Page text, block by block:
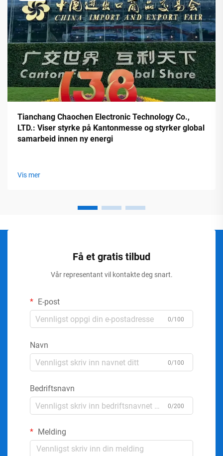
Tianchang Chaochen Electronic Technology Co.,
LTD.: Viser styrke på Kantonmesse og styrker global
samarbeid innen ny energi
Vis mer
Få et gratis tilbud
Vår representant vil kontakte deg snart.
E-post
0/100
Navn
0/100
Bedriftsnavn
0/200
Melding